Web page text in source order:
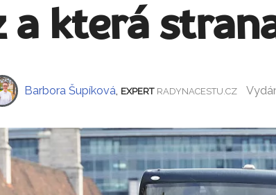
a která
Barbora Šupíková, EXPERT RADYNACESTU.CZ